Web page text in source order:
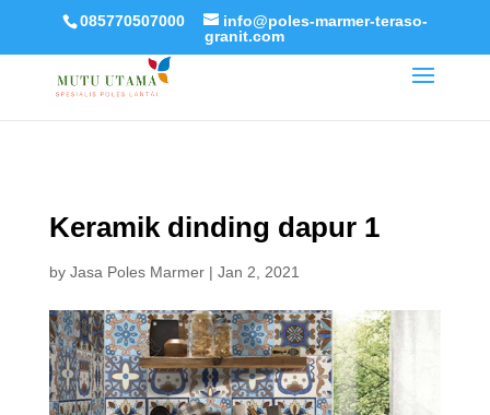
085770507000
info@poles-marmer-teraso-
granit.com
Keramik dinding dapur 1
by Jasa Poles Marmer| Jan 2, 2021